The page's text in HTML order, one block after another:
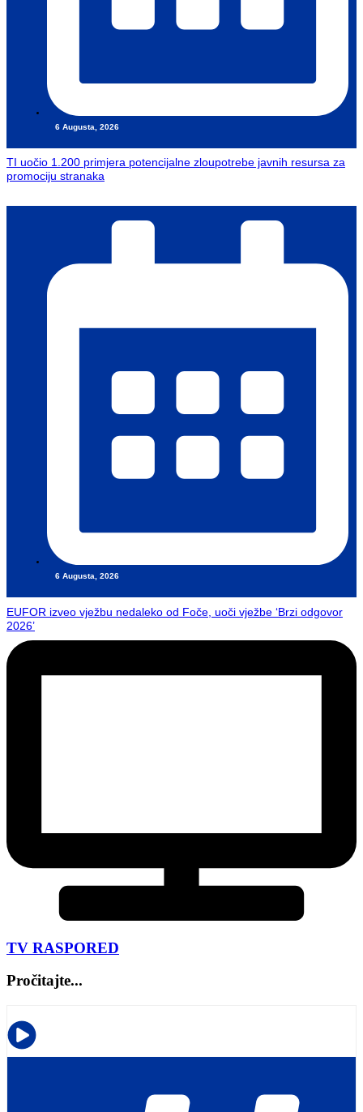
6 Augusta, 2026
TI uočio 1.200 primjera potencijalne zloupotrebe javnih resursa za
promociju stranaka
6 Augusta, 2026
EUFOR izveo vježbu nedaleko od Foče, uoči vježbe ‘Brzi odgovor
2026’
TV RASPORED
Pročitajte...